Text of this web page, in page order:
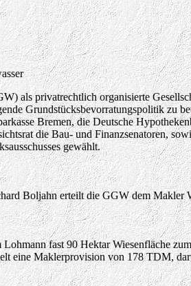
als privatrechtlich organisierte
Grundstücksbevorratungspolitik zu
Bremen, die Deutsche
die Bau- und Finanzsenatoren,
gewählt.
Boljahn erteilt die GGW dem
fast 90 Hektar Wiesenfläche
eine Maklerprovision von 178 TDM,